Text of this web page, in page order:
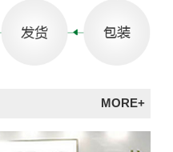
MORE+